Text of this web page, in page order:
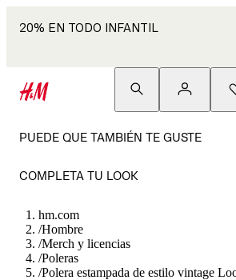
20% EN TODO INFANTIL
PUEDE QUE TAMBIÉN TE GUSTE
COMPLETA TU LOOK
hm.com
/Hombre
/Merch y licencias
/Poleras
/Polera estampada de estilo vintage